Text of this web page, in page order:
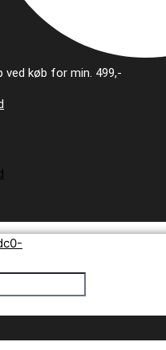
ved køb for min. 499,-